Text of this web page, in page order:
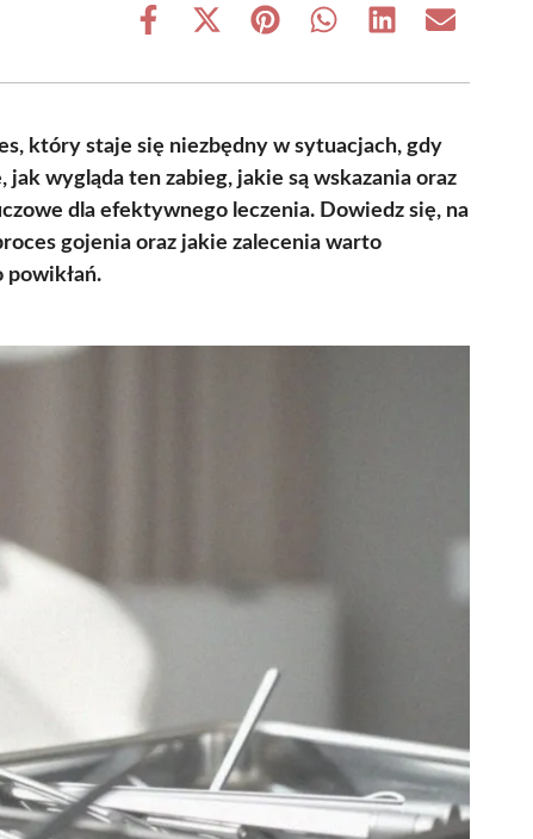
Share
Share
(Twitter)
Share Share Share Share
który staje się niezbędny w sytuacjach, gdy
wygląda ten zabieg, jakie są wskazania oraz
dla efektywnego leczenia. Dowiedz się, na
gojenia oraz jakie zalecenia warto
powikłań.